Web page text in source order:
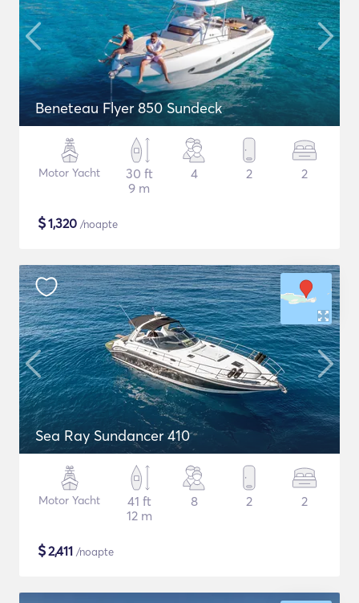
Beneteau Flyer 850 Sundeck
Motor Yacht
30 ft
9 m
4 2 2
$1,320 /noapte
Sea Ray Sundancer 410
Motor Yacht
41 ft
12 m
8 2 2
$2,411 /noapte